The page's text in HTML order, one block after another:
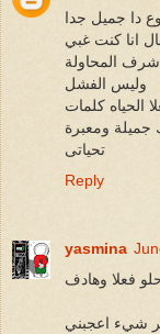
دا جميل جدا
انا كنت غبي
شرف المحاولة
وليس الفشل
الحياه كلمات
جميلة ومعبرة
تحياتى
Reply
yasmina
فعلا وهادف
شيء اعجبني